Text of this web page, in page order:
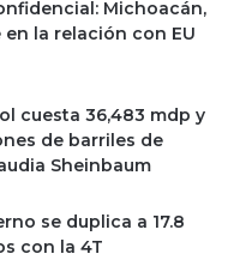
Michoacán,
la relación con EU
cuesta 36,483 mdp y
de barriles de
Sheinbaum
se duplica a 17.8
con la 4T